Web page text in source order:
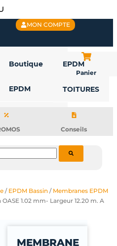
MON COMPTE
Boutique
EPDM
EPDM
TOITURES
Panier
Conseils
/ EPDM Bassin/ Membranes EPDM
1.02 mm- Largeur 12.20 m. A
MEMBRANE